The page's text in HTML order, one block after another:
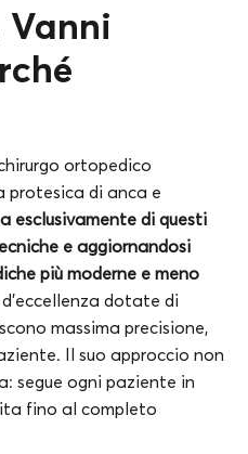
ortopedico
protesica di anca e
esclusivamente di questi
e aggiornandosi
più moderne e meno
dotate di
massima precisione,
Il suo approccio non
segue ogni paziente in
fino al completo